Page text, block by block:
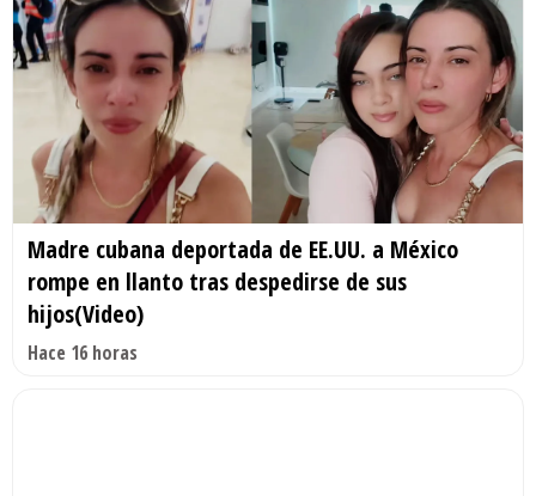
Madre cubana deportada de EE.UU. a México
rompe en llanto tras despedirse de sus
hijos(Video)
Hace 16 horas